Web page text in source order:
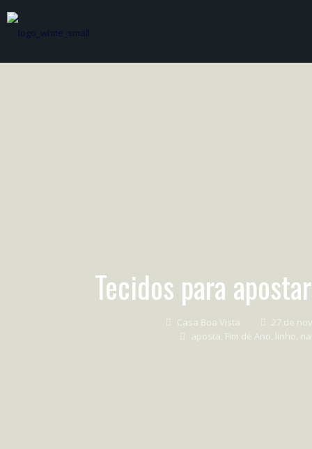
Tecidos para
Casa Boa Vista
27 de
aposta, Fim de Ano, linho,